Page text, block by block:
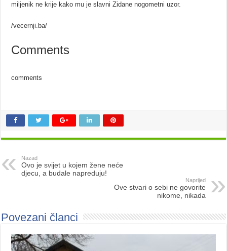
miljenik ne krije kako mu je slavni Zidane nogometni uzor.
/vecernji.ba/
Comments
comments
Nazad
Ovo je svijet u kojem žene neće
djecu, a budale napreduju!
Naprijed
Ove stvari o sebi ne govorite
nikome, nikada
Povezani članci